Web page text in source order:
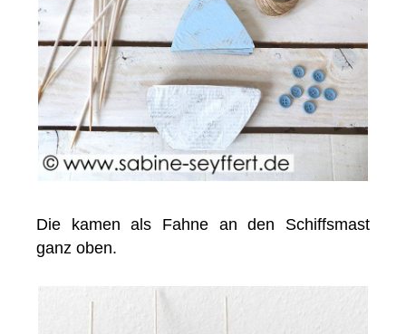
Die kamen als Fahne an den Schiffsmast
ganz oben.